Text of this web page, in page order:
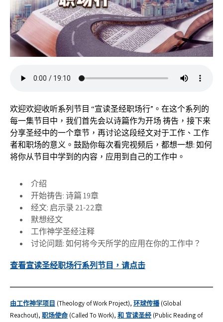
欢迎欢迎收听系列节目 “宣读圣经职场行”。在这个系列的
每一集节目中，我们首先会以诗篇作为开场 祷告，接下来
分享圣经中的一个章节，再讨论这段经文对于工作、工作
者和职场的意义。鼓励你每次看完视频后，都想一想: 如何
将你从节目中学到的内容，应用到自己的工作中。
介绍
开始祷告: 诗篇 19章
经文: 启示录 21-22章
默想经文
工作神学圣经注释
讨论问题: 如何将今天所学的应用在你的工作中？
查看宣读圣经职场行系列节目，请点击
由工作神学项目 (Theology of Work Project), 环球传播 (Global
Reachout), 职场使命 (Called To Work), 和 宣读圣经 (Public Reading of